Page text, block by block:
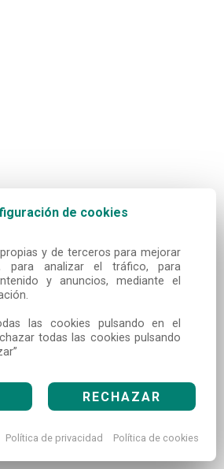
de cookies
y de terceros para mejorar
para analizar el tráfico, para
y anuncios, mediante el
las cookies pulsando en el
todas las cookies pulsando
RECHAZAR
Política de privacidad Política de cookies